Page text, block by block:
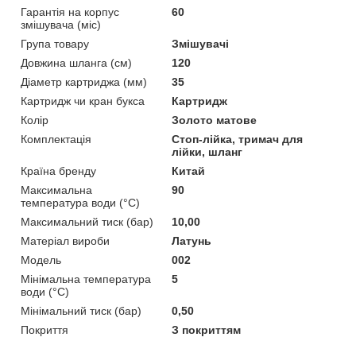
Гарантія на корпус
змішувача (міс)
60
Група товару
Змішувачі
Довжина шланга (см)
120
Діаметр картриджа (мм)
35
Картридж чи кран букса
Картридж
Колір
Золото матове
Комплектація
Стоп-лійка, тримач для
лійки, шланг
Країна бренду
Китай
Максимальна
температура води (°C)
90
Максимальний тиск (бар)
10,00
Матеріал вироби
Латунь
Мoдель
002
Мінімальна температура
води (°C)
5
Мінімальний тиск (бар)
0,50
Покриття
З покриттям